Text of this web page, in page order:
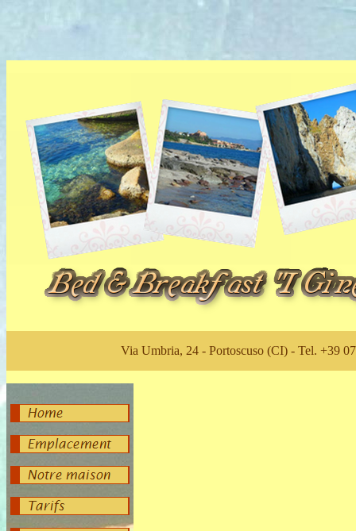
Via Umbria, 24 - Portoscuso (CI) - Tel. +39